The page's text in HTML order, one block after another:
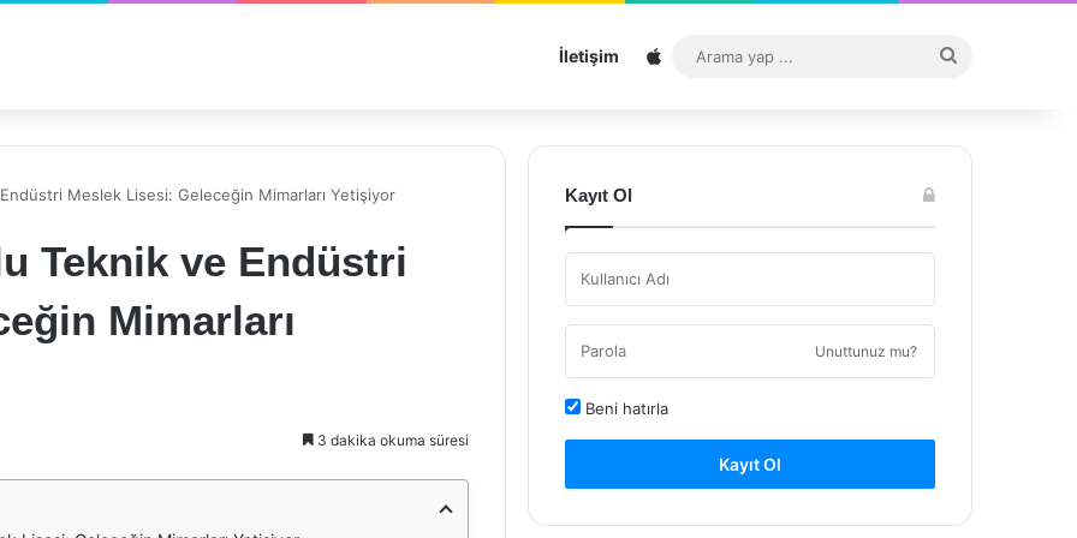
İletişim Sitemap
...
Meslek Lisesi: Geleceğin Mimarları Yetişiyor
Teknik ve Endüstri
Mimarları
3 dakika okuma süresi
Kayıt Ol
Unuttunuz mu?
Beni hatırla
Kayıt Ol